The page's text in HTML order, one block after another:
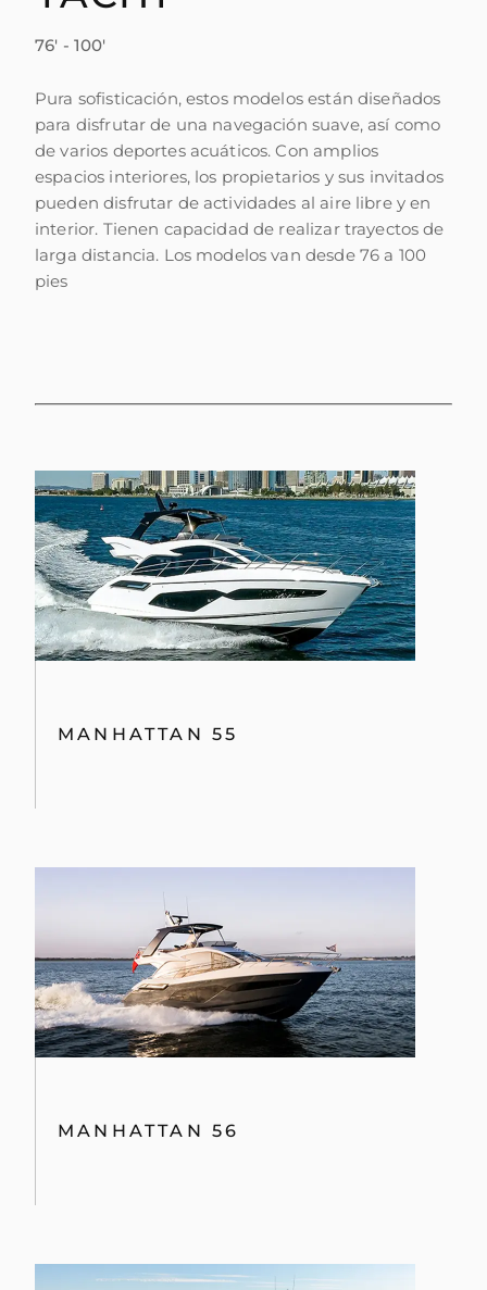
76' - 100'
Pura sofisticación, estos modelos están diseñados
para disfrutar de una navegación suave, así como
de varios deportes acuáticos. Con amplios
espacios interiores, los propietarios y sus invitados
pueden disfrutar de actividades al aire libre y en
interior. Tienen capacidad de realizar trayectos de
larga distancia. Los modelos van desde 76 a 100
pies
MANHATTAN 55
MANHATTAN 56